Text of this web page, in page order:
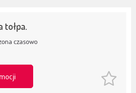
tołpa.
czasowo